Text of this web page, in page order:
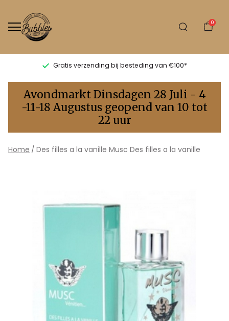
0
Gratis verzending bij besteding van €100*
Des
filles
a
la
filles
vanille
Avondmarkt Dinsdagen 28 Juli - 4
-11-18 Augustus geopend van 10 tot
22 uur
Home Des filles a la vanille Musc Des filles a la vanille